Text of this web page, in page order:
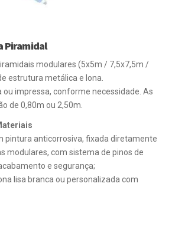
Piramidal
modulares (5x5m / 7,5x7,5m /
estrutura metálica e lona.
ou impressa, conforme necessidade. As
de 0,80m ou 2,50m.
pintura anticorrosiva, fixada diretamente
modulares, com sistema de pinos de
e segurança;
lisa branca ou personalizada com